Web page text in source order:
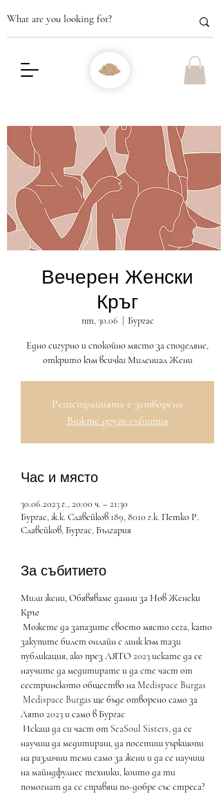
Вечерен Женски
Кръг
пт, 30.06 Бургас
Едно сигурно и спокойно място за споделяне,
открито към всички Милениал Жени
Регистрацията е затворена
Вижте други събития
Час и място
30.06.2023 г., 20:00 ч. – 21:30
Бургас, ж.к. Славейков 189, 8010 г.к. Петко Р.
Славейков, Бургас, България
За събитието
Мили жени, Обявяваме данни за Нов Женски
Кръг
закупите билет онлайн с линк към тази
публикация, ако през ЛЯТО 2023 искате да се
научите да медитирате и да сте част от
сестринското общество на Medispace Burgas
Лято 2023 и само в Бургас
научиш да медитираш, да посетиш уъркшопи
на различни теми само за жени и да се научиш
на майндфулнес техники, които да ти
помогнат да се справяш по-добре със стреса?